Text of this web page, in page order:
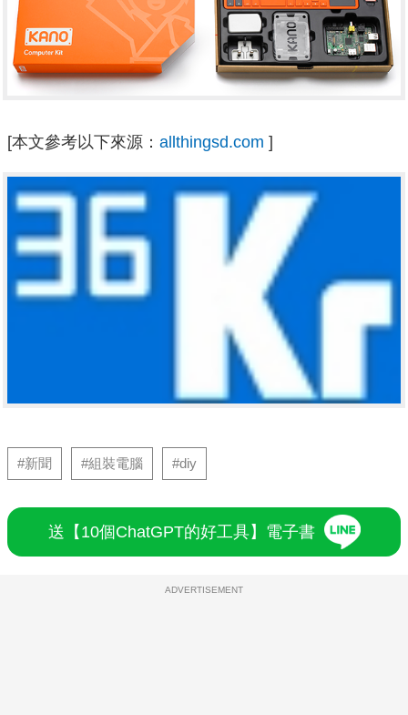
[本文參考以下來源： allthingsd.com ]
#新聞 #組裝電腦 #diy
送【10個ChatGPT的好工具】電子書
ADVERTISEMENT